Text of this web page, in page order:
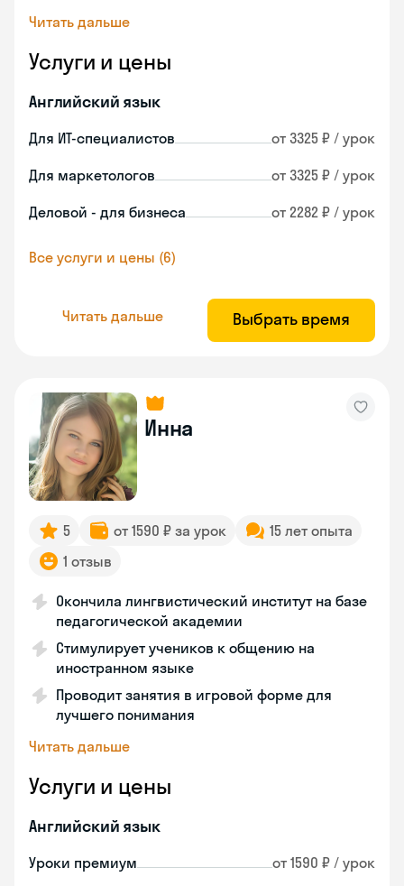
Читать дальше
Услуги и цены
Английский язык
Для ИТ-специалистов от 3325 ₽ / урок
Для маркетологов от 3325 ₽ / урок
Деловой - для бизнеса от 2282 ₽ / урок
Все услуги и цены (6)
Читать дальше Выбрать время
Инна
5 от 1590 ₽ за урок
15 лет опыта
1 отзыв
Окончила лингвистический институт на базе
педагогической академии
Стимулирует учеников к общению на
иностранном языке
Проводит занятия в игровой форме для
лучшего понимания
Читать дальше
Услуги и цены
Английский язык
Уроки премиум от 1590 ₽ / урок